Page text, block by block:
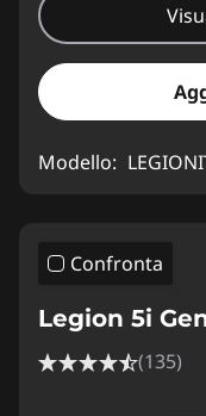
Modello:
Confronta
Legion 5i
(135)